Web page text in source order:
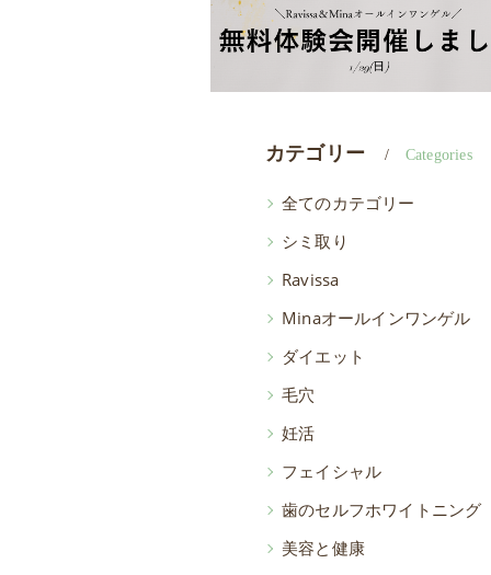
カテゴリー Categories
全てのカテゴリー
シミ取り
Ravissa
Minaオールインワンゲル
ダイエット
毛穴
妊活
フェイシャル
歯のセルフホワイトニング
美容と健康